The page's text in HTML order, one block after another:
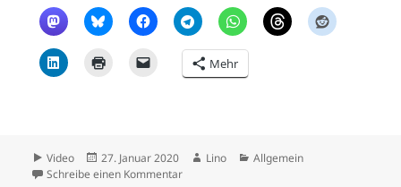
Mehr
Format
Video
Veröffentlicht
am
27. Januar 2020 Autor
Lino Kategorien
Allgemein
Schreibe einen Kommentarzu the same